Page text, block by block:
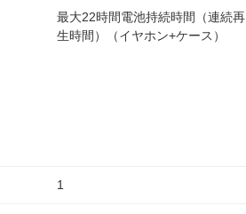
最大22時間電池持続時間（連続再
生時間）（イヤホン+ケース）
1